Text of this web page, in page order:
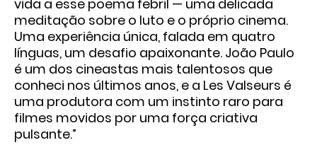
vida a esse poema febril — uma delicada
meditação sobre o luto e o próprio cinema.
Uma experiência única, falada em quatro
línguas, um desafio apaixonante. João Paulo
é um dos cineastas mais talentosos que
conheci nos últimos anos, e a Les Valseurs é
uma produtora com um instinto raro para
filmes movidos por uma força criativa
pulsante.”